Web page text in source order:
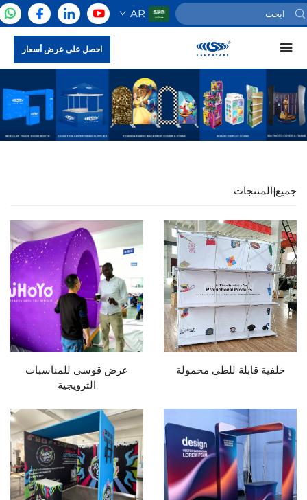
AR
احصل على عرض أسعار
جميع المنتجات
خلفية قابلة للطي محمولة
عرض قوسى للمناسبات
الترويجية